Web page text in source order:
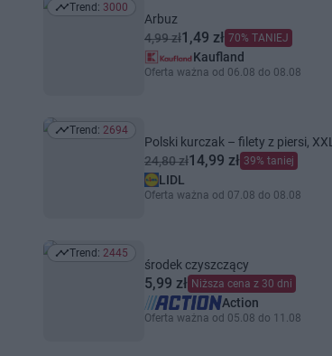
Trend: 3000
Trend: 3000
Arbuz
4,99 zł1,49 zł 70% TANIEJ
Kaufland
Oferta ważna od 06.08 do 08.08
Trend: 2694
Trend: 2694
Polski kurczak – filety z piersi, XXL
24,80 zł14,99 zł 39% taniej
LIDL
Oferta ważna od 07.08 do 08.08
Trend: 2445
Trend: 2445
środek czyszczący
5,99 zł Niższa cena z 30 dni
Action
Oferta ważna od 05.08 do 11.08